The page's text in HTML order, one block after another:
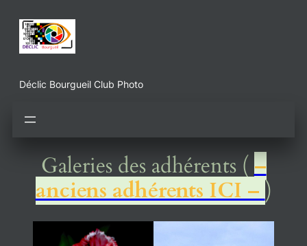
Aller
Déclic Bourgueil Club Photo
Galeries des adhérents (–
anciens adhérents ICI –)